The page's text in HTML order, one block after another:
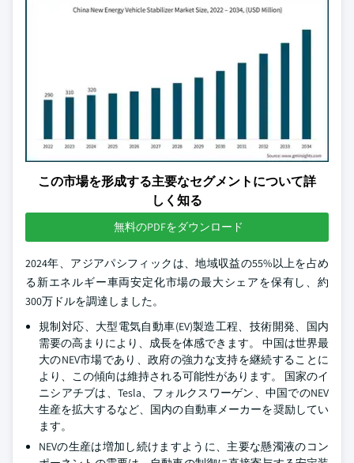
この市場を形成する主要なセグメントについて詳
しく知る
無料のPDFをダウンロード
2024年、アジアパシフィックは、地域収益の55%以上を占め
る新エネルギー車両安定化市場の最大シェアを保有し、約
300万ドルを調達しました。
規制対応、大型電気自動車(EV)製造工程、技術開発、国内
需要の高まりにより、成長を体感できます。 中国は世界最
大のNEV市場であり、政府の強力な支持を継続することに
より、この傾向は維持される可能性があります。 国家のイ
ニシアチブは、Tesla、フォルクスワーゲン、中国でのNEV
生産を拡大するなど、国内の自動車メーカーを奨励してい
ます。
NEVの生産は増加し続けますように、主要な懸濁液のコン